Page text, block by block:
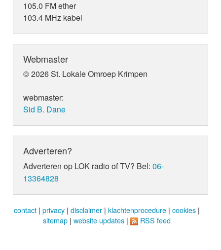
105.0 FM ether
103.4 MHz kabel
Webmaster
© 2026 St. Lokale Omroep Krimpen
webmaster:
Sid B. Dane
Adverteren?
Adverteren op LOK radio of TV? Bel:06-
13364828
contact | privacy | disclaimer | klachtenprocedure | cookies |
sitemap | website updates | RSS feed